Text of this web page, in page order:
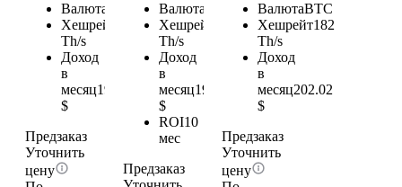
Валюта
Хешрейт
Th/s
Доход
в
месяц195.36
$
Предзаказ
Уточнить
цену
Валюта
Хешрейт
Th/s
Доход
в
месяц197.58
$
ROI10
мес
Предзаказ
ВалютаBTC
Хешрейт182
Th/s
Доход
в
месяц202.02
$
Предзаказ
Уточнить
цену